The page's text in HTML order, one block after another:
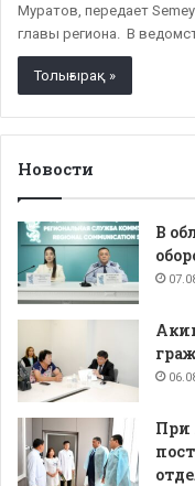
Муратов, передает
главы региона. В
Толығырақ »
Новости
В
При